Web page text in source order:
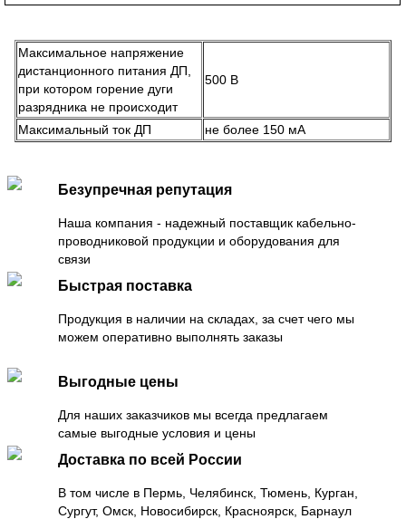
Максимальное напряжение
дистанционного питания ДП,
при котором горение дуги
разрядника не происходит
500 В
Максимальный ток ДП не более 150 мА
Безупречная репутация
Наша компания - надежный поставщик кабельно-
проводниковой продукции и оборудования для
связи
Быстрая поставка
Продукция в наличии на складах, за счет чего мы
можем оперативно выполнять заказы
Выгодные цены
Для наших заказчиков мы всегда предлагаем
самые выгодные условия и цены
Доставка по всей России
В том числе в Пермь, Челябинск, Тюмень, Курган,
Сургут, Омск, Новосибирск, Красноярск, Барнаул